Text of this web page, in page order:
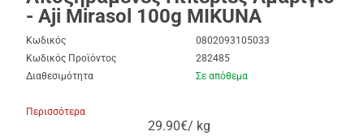
- Aji Mirasol 100g MIKUNA
Κωδικός
0802093105033
Κωδικός Προϊόντος
282485
Διαθεσιμότητα
Σε απόθεμα
Περισσότερα
29.90€/ kg